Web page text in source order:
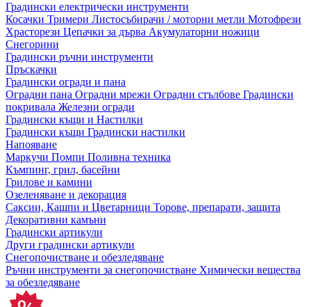
Градински електрически инструменти
Косачки Тримери Листосъбирачи / моторни метли Мотофрези
Храсторези Цепачки за дърва Акумулаторни ножици
Снегорини
Градински ръчни инструменти
Пръскачки
Градински огради и пана
Оградни пана Оградни мрежи Оградни стълбове Градински
покривала Железни огради
Градински къщи и Настилки
Градински къщи Градински настилки
Напояване
Маркучи Помпи Поливна техника
Къмпинг, грил, басейни
Грилове и камини
Озеленяване и декорация
Саксии, Кашпи и Цветарници Торове, препарати, защита
Декоративни камъни
Градински артикули
Други градински артикули
Снегопочистване и обезледяване
Ръчни инструменти за снегопочистване Химически вещества
за обезледяване